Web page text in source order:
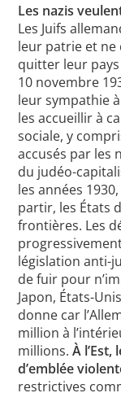
Les nazis
Les Juifs
leur patrie et
quitter leur pays
10 novembre
leur sympathie
les accueillir à
sociale, y
accusés par les
du judéo-
les années
partir, les États
frontières. Les
législation anti-
de fuir pour
Japon, États-
donne car
million à
millions.À
d’emblée
restrictives